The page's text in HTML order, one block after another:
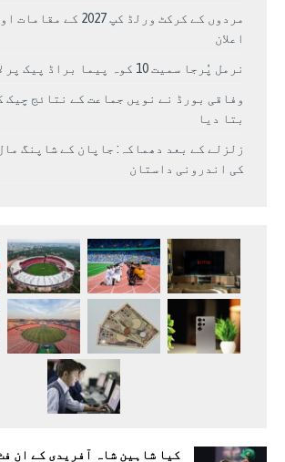
مردوں کے کرکٹ ورلڈ کپ 2027
اعلان
نرمل پُرجا سمیت 10 کوہ پیما براڈ پیک پر لاپتہ
وفاقی بورڈ نے نویں جماعت کے نتائج چیک
بتا دیا
زلزلے کے بعد دھماکہ: جاپان کے شاپنگ
کی اندرونی داستان
کیا شاہین شاہ آفریدی کے ان